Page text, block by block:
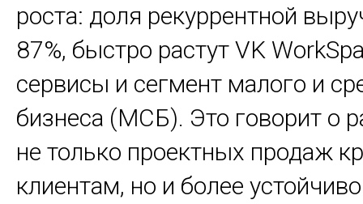
роста: доля рекуррентной
87%, быстро растут VK
сервисы и сегмент малого и
бизнеса (МСБ). Это говорит о
не только проектных продаж
клиентам, но и более